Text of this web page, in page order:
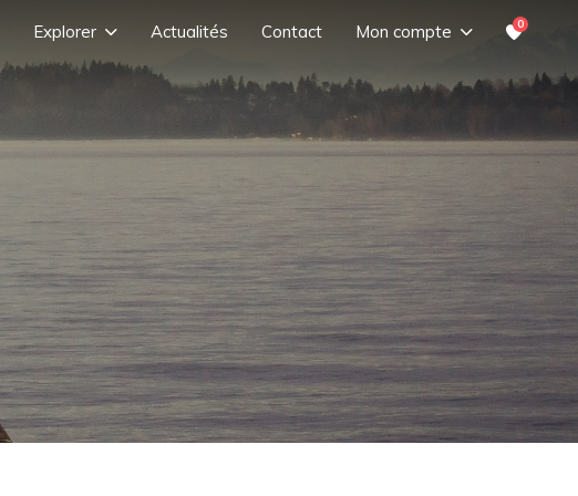
Explorer Actualités Contact Mon compte 0